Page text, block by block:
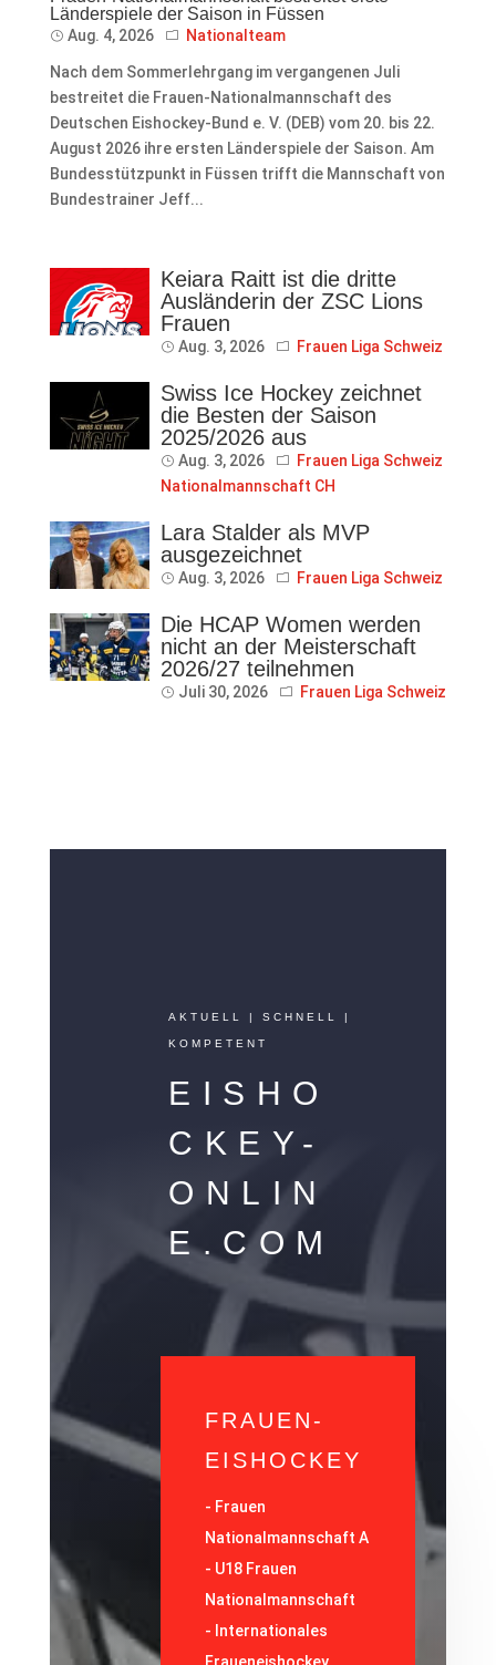
Länderspiele der Saison in Füssen
Aug. 4, 2026 Nationalteam
Nach dem Sommerlehrgang im vergangenen Juli
bestreitet die Frauen-Nationalmannschaft des
Deutschen Eishockey-Bund e. V. (DEB) vom 20. bis 22.
August 2026 ihre ersten Länderspiele der Saison. Am
Bundesstützpunkt in Füssen trifft die Mannschaft von
Bundestrainer Jeff...
Keiara Raitt ist die dritte
Ausländerin der ZSC Lions
Frauen
Aug. 3, 2026 Frauen Liga Schweiz
Swiss Ice Hockey zeichnet
die Besten der Saison
2025/2026 aus
Aug. 3, 2026
Frauen Liga Schweiz
Nationalmannschaft CH
Lara Stalder als MVP
ausgezeichnet
Aug. 3, 2026 Frauen Liga Schweiz
Die HCAP Women werden
nicht an der Meisterschaft
2026/27 teilnehmen
Juli 30, 2026 Frauen Liga Schweiz
AKTUELL | SCHNELL |
KOMPETENT
EISHO
CKEY-
ONLIN
E.COM
FRAUEN-
EISHOCKEY
- Frauen
Nationalmannschaft A
- U18 Frauen
Nationalmannschaft
- Internationales